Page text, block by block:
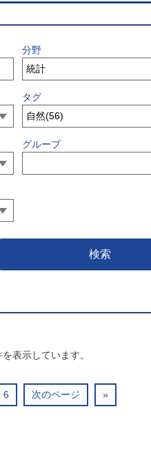
分野
タグ
グループ
を表示しています。
6 次のページ »